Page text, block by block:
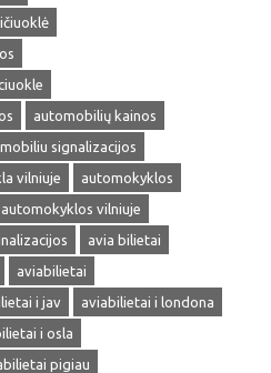
automobilių kainos
signalizacijos
vilniuje
automokyklos
automokyklos vilniuje
avia bilietai
aviabilietai
i jav
aviabilietai i londona
i osla
pigiau